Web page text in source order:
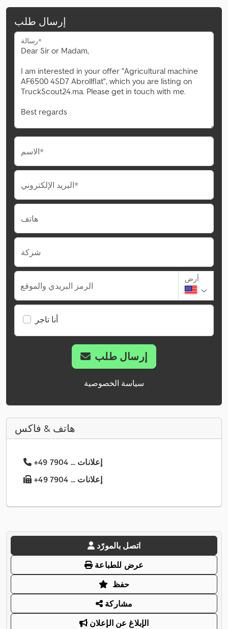
إرسال طلب
رسالة*
الاسم*
البريد الإلكتروني*
هاتف
شركة
الرمز البريدي والموقع
أرض
أنا تاجر
إرسال طلب
سياسة الخصوصية
هاتف & فاكس
+49 7904 ... إعلانات
+49 7904 ... إعلانات
اتصل بالمورّد
عرض للطباعة
حفظ
مشاركة
الإبلاغ عن الإعلان